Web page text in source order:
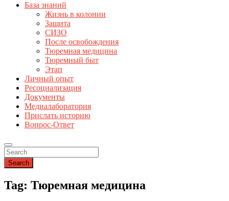
База знаний
Жизнь в колонии
Защита
СИЗО
После освобождения
Тюремная медицина
Тюремный быт
Этап
Личный опыт
Ресоциализация
Документы
Медиалаборатория
Прислать историю
Вопрос-Ответ
Search
Tag: Тюремная медицина